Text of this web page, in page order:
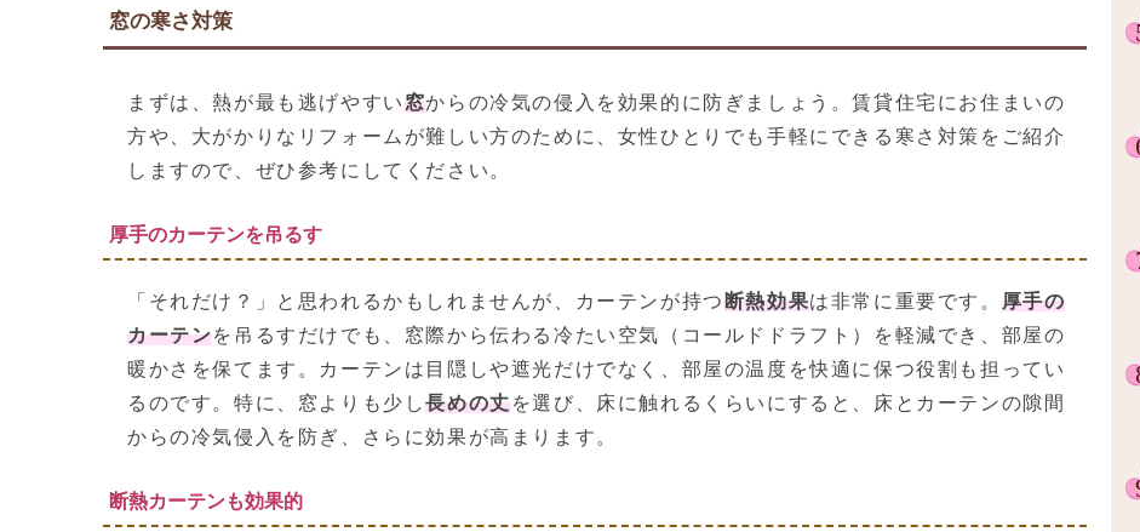
窓の寒さ対策
まずは、熱が最も逃げやすい窓からの冷気の侵入を効果的に防ぎましょう。賃貸住宅にお住まいの
方や、大がかりなリフォームが難しい方のために、女性ひとりでも手軽にできる寒さ対策をご紹介
しますので、ぜひ参考にしてください。
厚手のカーテンを吊るす
「それだけ？」と思われるかもしれませんが、カーテンが持つ断熱効果は非常に重要です。 厚手の
カーテンを吊るすだけでも、窓際から伝わる冷たい空気（コールドドラフト）を軽減でき、部屋の
暖かさを保てます。カーテンは目隠しや遮光だけでなく、部屋の温度を快適に保つ役割も担ってい
るのです。特に、窓よりも少し長めの丈を選び、床に触れるくらいにすると、床とカーテンの隙間
からの冷気侵入を防ぎ、さらに効果が高まります。
断熱カーテンも効果的